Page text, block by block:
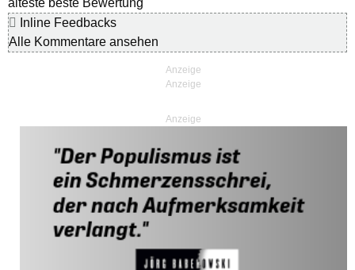
Inline Feedbacks
Alle Kommentare ansehen
Anzeige